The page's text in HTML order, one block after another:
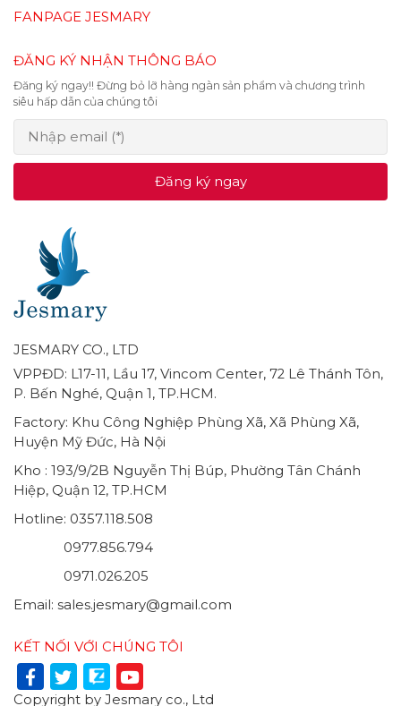
FANPAGE JESMARY
ĐĂNG KÝ NHẬN THÔNG BÁO
Đăng ký ngay!! Đừng bỏ lỡ hàng ngàn sản phẩm và chương trình
siêu hấp dẫn của chúng tôi
Đăng ký ngay
JESMARY CO., LTD
VPPĐD: L17-11, Lầu 17, Vincom Center, 72 Lê Thánh Tôn,
P. Bến Nghé, Quận 1, TP.HCM.
Factory: Khu Công Nghiệp Phùng Xã, Xã Phùng Xã,
Huyện Mỹ Đức, Hà Nội
Kho : 193/9/2B Nguyễn Thị Búp, Phường Tân Chánh
Hiệp, Quận 12, TP.HCM
Hotline: 0357.118.508
0977.856.794
0971.026.205
Email: sales.jesmary@gmail.com
KẾT NỐI VỚI CHÚNG TÔI
Copyright by Jesmary co., Ltd